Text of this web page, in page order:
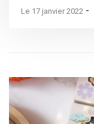
Le 17 janvier 2022 -